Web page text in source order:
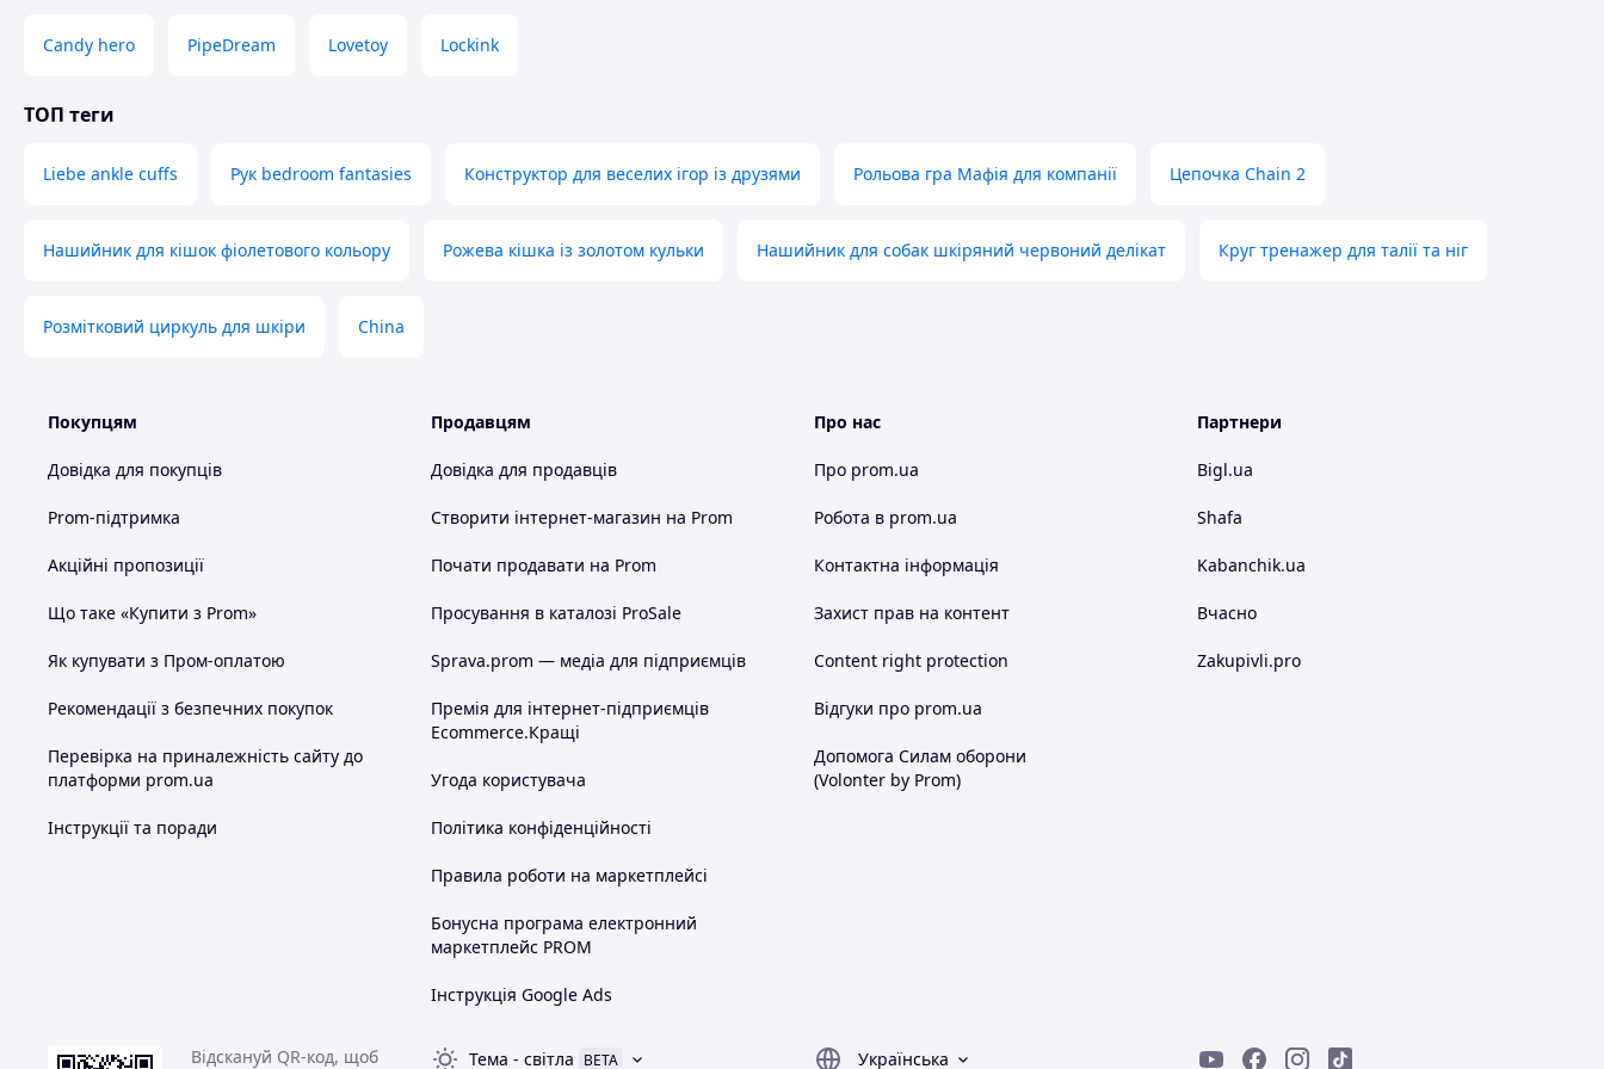
🎁
Подаруйте собі і партнеру новий рівень інтимної близькості та довіри!
Candy hero PipeDream Lovetoy Lockink
ТОП теги
Liebe ankle cuffs Рук bedroom fantasies Конструктор для веселих ігор із друзями Рольова гра Мафія для компанії Цепочка Chain 2
Нашийник для кішок фіолетового кольору Рожева кішка із золотом кульки Нашийник для собак шкіряний червоний делікат Круг тренажер для талії та ніг
Розмітковий циркуль для шкіри China
Покупцям
Довідка для покупців
Prom-підтримка
Акційні пропозиції
Що таке «Купити з Prom»
Як купувати з Пром-оплатою
Рекомендації з безпечних покупок
Перевірка на приналежність сайту до
платформи prom.ua
Інструкції та поради
Продавцям
Довідка для продавців
Створити інтернет-магазин на Prom
Почати продавати на Prom
Просування в каталозі ProSale
Sprava.prom — медіа для підприємців
Премія для інтернет-підприємців
Ecommerce.Кращі
Угода користувача
Політика конфіденційності
Правила роботи на маркетплейсі
Бонусна програма електронний
маркетплейс PROM
Інструкція Google Ads
Про нас
Про prom.ua
Робота в prom.ua
Контактна інформація
Захист прав на контент
Content right protection
Відгуки про prom.ua
Допомога Силам оборони
(Volonter by Prom)
Партнери
Bigl.ua
Shafa
Kabanchik.ua
Вчасно
Zakupivli.pro
Відскануй QR-код, щоб Тема - світла BETA Українська